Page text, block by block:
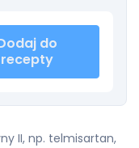
do
recepty
II, np. telmisartan,